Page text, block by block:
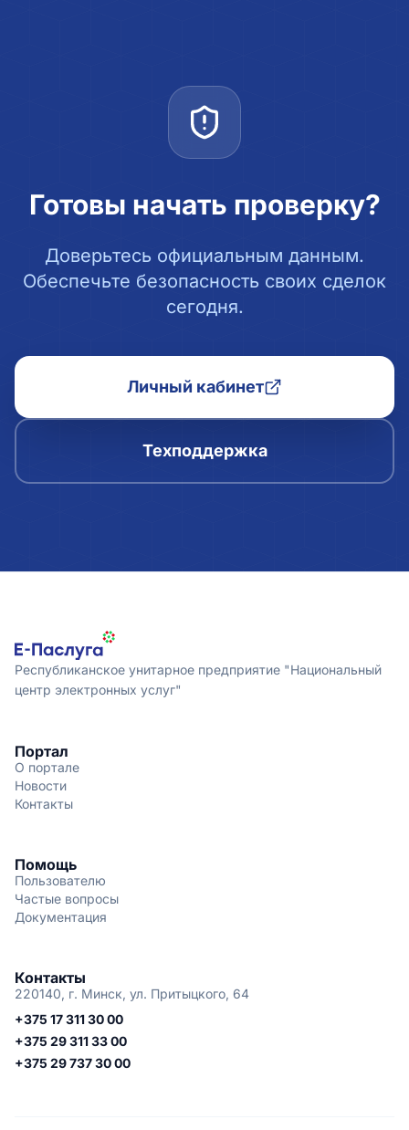
Готовы начать проверку?
Доверьтесь официальным данным.
Обеспечьте безопасность своих сделок
сегодня.
Личный кабинет
Техподдержка
Республиканское унитарное предприятие "Национальный
центр электронных услуг"
Портал
О портале
Новости
Контакты
Помощь
Пользователю
Частые вопросы
Документация
Контакты
220140, г. Минск, ул. Притыцкого, 64
+375 17 311 30 00
+375 29 311 33 00
+375 29 737 30 00